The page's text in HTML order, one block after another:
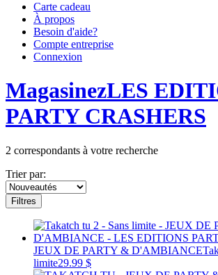
Carte cadeau
À propos
Besoin d'aide?
Compte entreprise
Connexion
MagasinezLES
PARTY CRASHERS
2 correspondants à votre recherche
Trier par:
Filtres
JEUX DE PARTY & D'AMBIANCE
limite29.99 $